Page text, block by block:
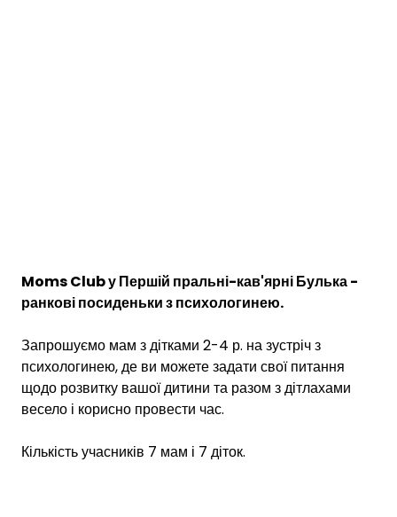
Moms Club у Першій пральні-кав'ярні Булька -
ранкові посиденьки з психологинею.
Запрошуємо мам з дітками 2-4 р. на зустріч з
психологинею, де ви можете задати свої питання
щодо розвитку вашої дитини та разом з дітлахами
весело і корисно провести час.
Кількість учасників 7 мам і 7 діток.